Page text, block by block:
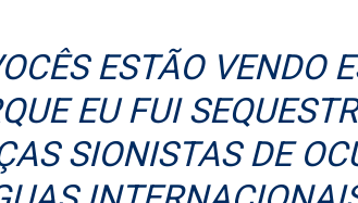
ESTÃO VENDO
EU FUI
SIONISTAS DE